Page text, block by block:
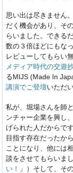
思い出は尽きません
だく機会があり、そ
らいました。できる
数の３倍ほどにもな
レビューしてもらい
メディア時代の交遊
るMIJS (Made In
講演でご登壇いただ
私が、堀場さんを師
ンチャー企業を興し
げられた人だからで
目指す存在だったか
ことになり、他には
談をさせてもらいま
い！
」）そして、そ